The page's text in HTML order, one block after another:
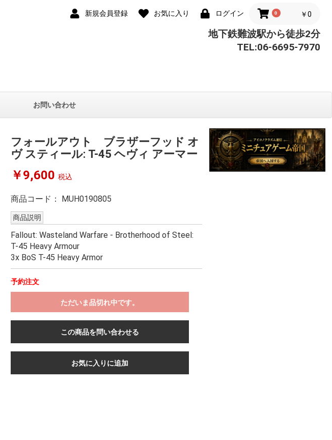
新規会員登録 お気に入り ログイン 0 ￥0
地下鉄難波駅から徒歩2分
TEL:06-6695-7970
お問い合わせ
フォールアウト ブラザーフッド オ
ヴ スティール: T-45 ヘヴィ アーマー
￥9,600 税込
商品コード： MUH0190805
商品説明
Fallout: Wasteland Warfare - Brotherhood of Steel:
T-45 Heavy Armour
3x BoS T-45 Heavy Armor
予約注文
ただいま品切れ中です。
この商品を問い合わせる
お気に入りに追加